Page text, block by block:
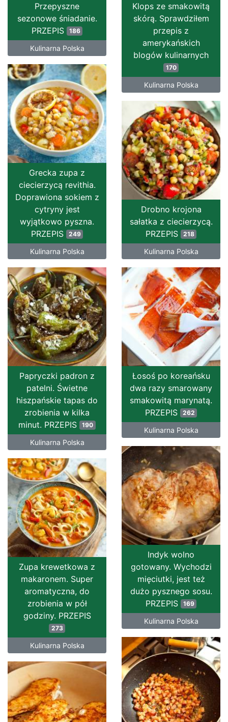
Przepyszne
sezonowe śniadanie.
PRZEPIS
186
Kulinarna Polska
Klops ze smakowitą
skórą. Sprawdziłem
przepis z
amerykańskich
blogów kulinarnych
170
Kulinarna Polska
Grecka zupa z
ciecierzycą revithia.
Doprawiona sokiem z
cytryny jest
wyjątkowo pyszna.
PRZEPIS
249
Kulinarna Polska
Drobno krojona
sałatka z ciecierzycą.
PRZEPIS
218
Kulinarna Polska
Papryczki padron z
patelni. Świetne
hiszpańskie tapas do
zrobienia w kilka
minut. PRZEPIS 190
Kulinarna Polska
Łosoś po koreańsku
dwa razy smarowany
smakowitą marynatą.
PRZEPIS
262
Kulinarna Polska
Indyk wolno
gotowany. Wychodzi
mięciutki, jest też
dużo pysznego sosu.
PRZEPIS
169
Kulinarna Polska
Zupa krewetkowa z
makaronem. Super
aromatyczna, do
zrobienia w pół
godziny. PRZEPIS
273
Kulinarna Polska